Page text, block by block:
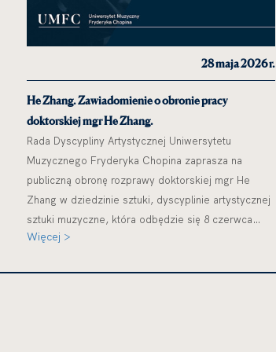
28 maja 2026 r.
He Zhang. Zawiadomienie o obronie pracy
doktorskiej mgr He Zhang.
Rada Dyscypliny Artystycznej Uniwersytetu
Muzycznego Fryderyka Chopina zaprasza na
publiczną obronę rozprawy doktorskiej mgr He
Zhang w dziedzinie sztuki, dyscyplinie artystycznej
sztuki muzyczne, która odbędzie się 8 czerwca
2026 r. o godz. 19.00 online
Więcej >